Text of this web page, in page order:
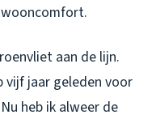
aan de lijn.
vijf jaar geleden voor
heb ik alweer de